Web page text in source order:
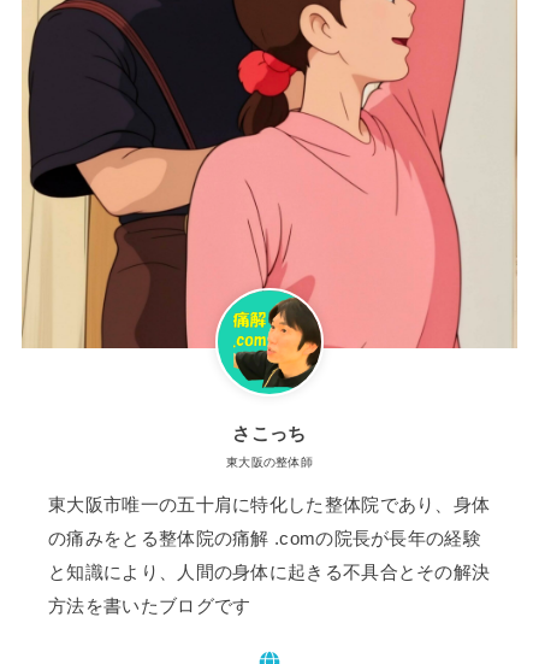
さこっち
東大阪の整体師
東大阪市唯一の五十肩に特化した整体院であり、身体
の痛みをとる整体院の痛解 .comの院長が長年の経験
と知識により、人間の身体に起きる不具合とその解決
方法を書いたブログです